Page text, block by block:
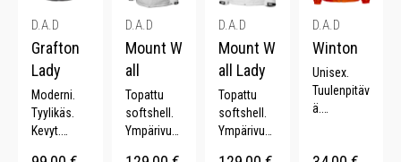
D.A.D
Grafton
Lady
Moderni.
Tyylikäs.
Kevyt.
D.A.D
Mount W
all
Topattu
softshell.
Ympärivuot
D.A.D
Mount W
all Lady
Topattu
softshell.
Ympärivuot
D.A.D
Winton
Unisex.
Tuulenpitäv
ä.